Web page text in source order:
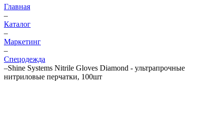
Главная
–
Каталог
–
Маркетинг
–
Спецодежда
–Shine Systems Nitrile Gloves Diamond - ультрапрочные
нитриловые перчатки, 100шт